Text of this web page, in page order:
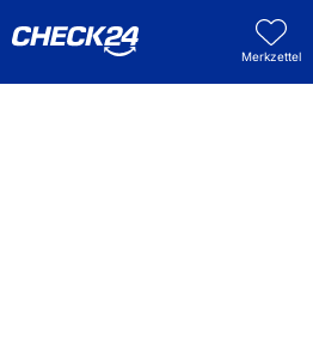
Merkzettel